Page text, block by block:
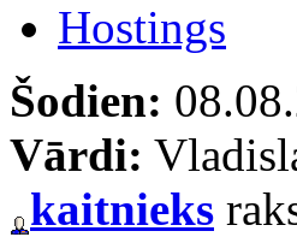
Hostings
Šodien:
Vārdi:
kaitnieks